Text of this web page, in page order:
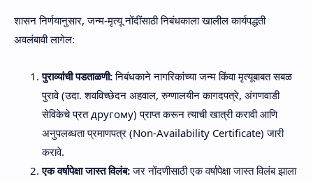
शासन निर्णयानुसार, जन्म-मृत्यू नोंदींसाठी निबंधकाला खालील कार्यपद्धती
अवलंबावी लागेल:
पुराव्यांची पडताळणी:निबंधकाने नागरिकांच्या जन्म किंवा मृत्यूबाबत सबळ
पुरावे (उदा. शवविच्छेदन अहवाल, रुग्णालयीन कागदपत्रे, अंगणवाडी
सेविकेचे प्रत другому) प्राप्त करून त्याची खात्री करावी आणि
अनुपलब्धता प्रमाणपत्र (Non-Availability Certificate) जारी
करावे.
एक वर्षापेक्षा जास्त विलंब:जर नोंदणीसाठी एक वर्षापेक्षा जास्त विलंब झाला